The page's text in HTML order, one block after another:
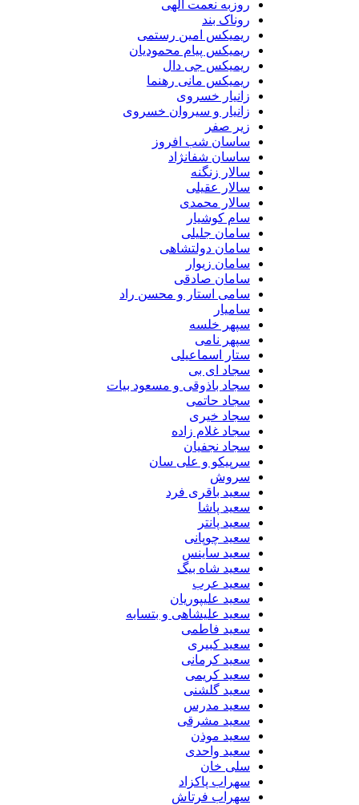
روزبه نعمت الهی
روناک بند
ریمیکس امین رستمی
ریمیکس پیام محمودیان
ریمیکس جی دال
ریمیکس مانی رهنما
زانیار خسروی
زانیار و سیروان خسروی
زیر صفر
ساسان شب افروز
ساسان شفانژاد
سالار زنگنه
سالار عقیلی
سالار محمدی
سام کوشیار
سامان جلیلی
سامان دولتشاهی
سامان زیوار
سامان صادقی
سامی استار و محسن راد
سامیار
سپهر خلسه
سپهر نامی
ستار اسماعیلی
سجاد ای بی
سجاد باذوقی و مسعود بیات
سجاد حاتمی
سجاد خیری
سجاد غلام زاده
سجاد نجفیان
سرپیکو و علی سان
سروش
سعید باقری فرد
سعید پاشا
سعید پانتر
سعید چوپانی
سعید ساینس
سعید شاه بیگ
سعید عرب
سعید علیپوریان
سعید علیشاهی و بتسابه
سعید فاطمی
سعید کبیری
سعید کرمانی
سعید کریمی
سعید گلشنی
سعید مدرس
سعید مشرقی
سعید موذن
سعید واحدی
سلی خان
سهراب پاکزاد
سهراب فرتاش